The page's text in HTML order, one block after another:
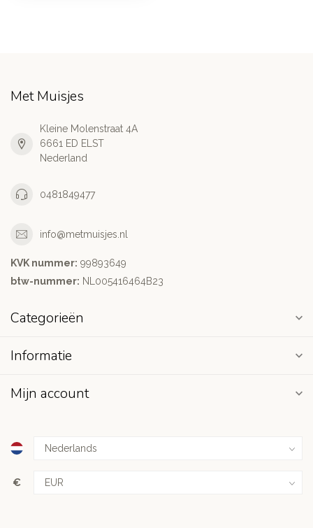
Met Muisjes
Kleine Molenstraat 4A
6661 ED ELST
Nederland
0481849477
info@metmuisjes.nl
KVK nummer: 99893649
btw-nummer: NL005416464B23
Categorieën
Informatie
Mijn account
€